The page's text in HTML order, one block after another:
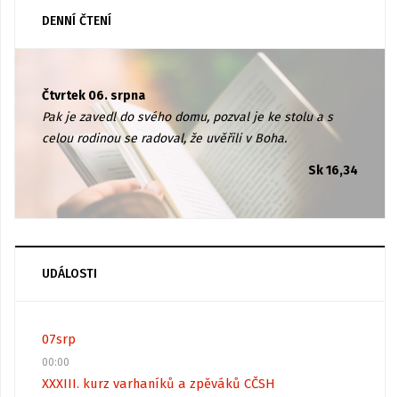
DENNÍ ČTENÍ
Čtvrtek 06. srpna
Pak je zavedl do svého domu, pozval je ke stolu a s
celou rodinou se radoval, že uvěřili v Boha.
Sk 16,34
UDÁLOSTI
07srp
00:00
XXXIII. kurz varhaníků a zpěváků CČSH